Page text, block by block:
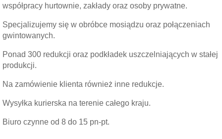
współpracy hurtownie, zakłady oraz osoby prywatne.
Specjalizujemy się w obróbce mosiądzu oraz połączeniach
gwintowanych.
Ponad 300 redukcji oraz podkładek uszczelniających w stałej
produkcji.
Na zamówienie klienta również inne redukcje.
Wysyłka kurierska na terenie całego kraju.
Biuro czynne od 8 do 15 pn-pt.